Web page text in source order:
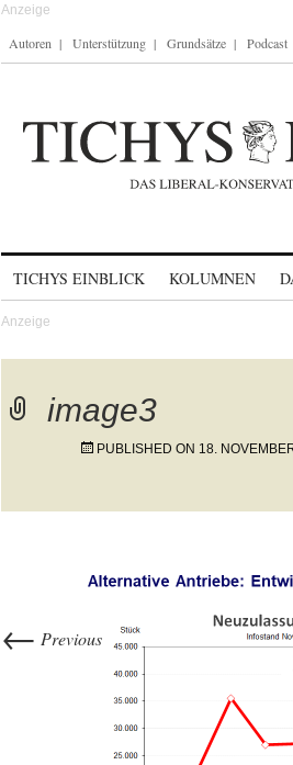
Autoren Unterstützung Grundsätze Podcast
TICHYS EINBLICK KOLUMNEN
image3
PUBLISHED ON 18.
← Previous